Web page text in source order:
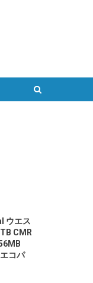
ウエス
CMR
コパ